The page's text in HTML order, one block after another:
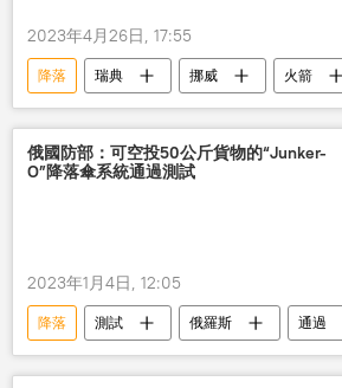
2023年4月26日, 17:55
降落 瑞典 挪威
火箭
國際
俄國防部：可空投50公斤貨物的“Junker-
O”降落傘系統通過測試
2023年1月4日, 12:05
降落 測試 俄羅斯 通過